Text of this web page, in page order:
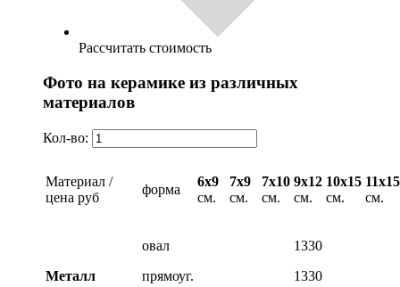
Рассчитать стоимость
Фото на керамике из различных
материалов
Кол-во:
Материал /
цена руб
форма
6х9
см.
7х9
см.
7х10
см.
9х12
см.
10х15
см.
11х15
см.
Металл
овал
прямоуг.
1330
1330